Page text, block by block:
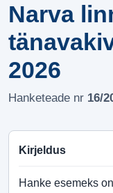
Narva
2026
Hanketeade nr 16/
Kirjeldus
Hanke esemeks